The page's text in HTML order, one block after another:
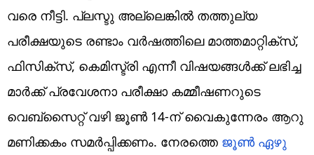
വരെ നീട്ടി. പ്ലസ്ടു അല്ലെങ്കില്‍ തത്തുല്യ
പരീക്ഷയുടെ രണ്ടാം വര്‍ഷത്തിലെ മാത്തമാറ്റിക്‌സ്,
ഫിസിക്‌സ്, കെമിസ്ട്രി എന്നീ വിഷയങ്ങള്‍ക്ക് ലഭിച്ച
മാര്‍ക്ക് പ്രവേശനാ പരീക്ഷാ കമ്മീഷണറുടെ
വെബ്‌സൈറ്റ് വഴി ജൂണ്‍ 14-ന് വൈകുന്നേരം ആറു
മണിക്കകം സമര്‍പ്പിക്കണം. നേരത്തെ ജൂണ്‍ ഏഴു